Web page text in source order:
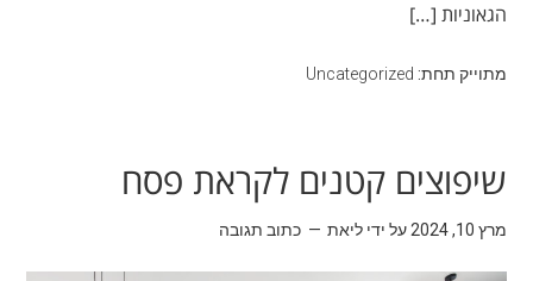
הגאוניות […]
מתוייק תחת: Uncategorized
שיפוצים קטנים לקראת פסח
מרץ 10, 2024 על ידיליאת כתוב תגובה